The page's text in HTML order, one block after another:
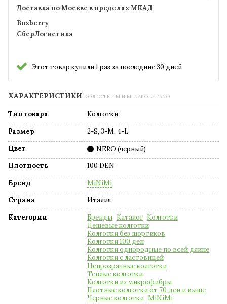
Доставка по Москве в пределах МКАД
Boxberry
СберЛогистика
Этот товар купили 1 раз за последние 30 дней
ХАРАКТЕРИСТИКИ КОЛГОТКИ MINIMI NAPOLETANO
Тип товара
Колготки
Размер
2-S, 3-M, 4-L
Цвет
NERO (черный)
Плотность
100 DEN
Бренд
MiNiMi
Страна
Италия
Категории
Бренды Каталог Колготки
Дешевые колготки
Колготки без шортиков
Колготки 100 ден
Колготки однородные по всей длине
Колготки с ластовицей
Непрозрачные колготки
Теплые колготки
Колготки из микрофибры
Плотные колготки от 70 ден и выше
Черные колготки MiNiMi